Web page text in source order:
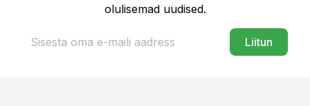
olulisemad uudised.
Liitun